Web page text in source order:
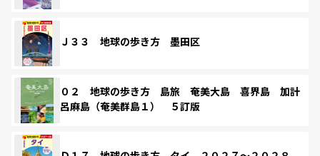
Ｊ３３ 地球の歩き方 墨田区
０２ 地球の歩き方 島旅 奄美大島 喜界島 加計
呂麻島（奄美群島１） ５訂版